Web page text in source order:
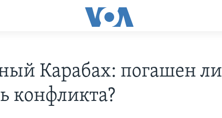
Карабах: погашен ли
конфликта?